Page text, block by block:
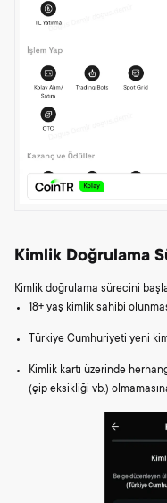
Kimlik Doğrulama
Kimlik doğrulama sürecini
18+ yaş kimlik sahibi
Türkiye Cumhuriyeti yeni
Kimlik kartı üzerinde
(çip eksikliği vb.)